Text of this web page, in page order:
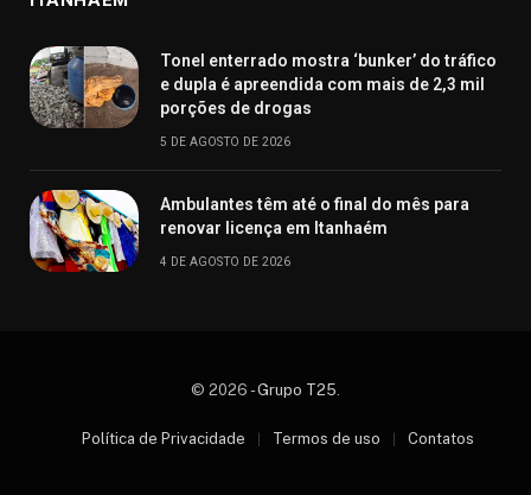
Tonel enterrado mostra ‘bunker’ do tráfico
e dupla é apreendida com mais de 2,3 mil
porções de drogas
5 DE AGOSTO DE 2026
Ambulantes têm até o final do mês para
renovar licença em Itanhaém
4 DE AGOSTO DE 2026
© 2026 -Grupo T25.
Política de Privacidade Termos de uso Contatos